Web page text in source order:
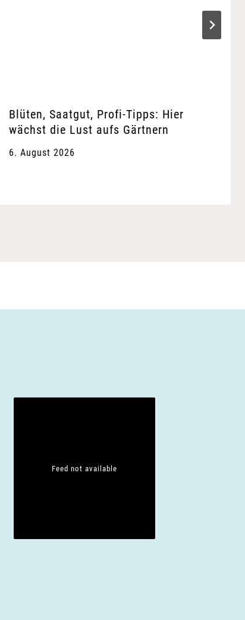
Blüten, Saatgut, Profi-Tipps: Hier
wächst die Lust aufs Gärtnern
6. August 2026
Feed not available